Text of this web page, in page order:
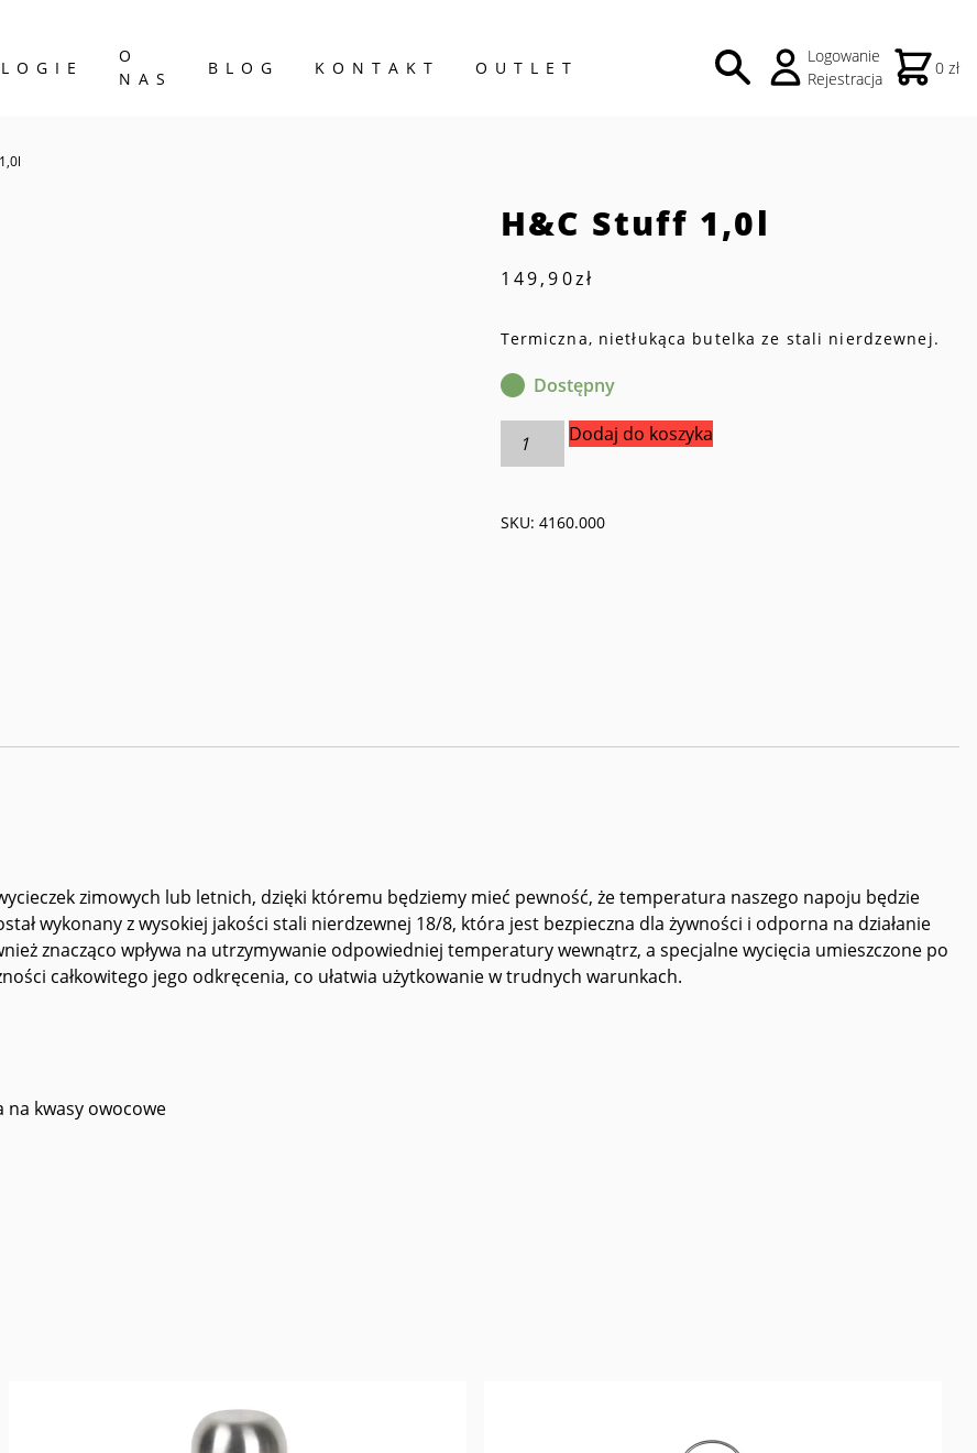
O
NAS
BLOG KONTAKT OUTLET
Logowanie
Rejestracja
0 zł
H&C Stuff 1,0l
149,90zł
Termiczna, nietłukąca butelka ze stali nierdzewnej.
Dostępny
H&C
Dodaj do koszyka
SKU: 4160.000
zimowych lub letnich, dzięki któremu będziemy mieć pewność, że temperatura naszego napoju będzie
wykonany z wysokiej jakości stali nierdzewnej 18/8, która jest bezpieczna dla żywności i odporna na działanie
znacząco wpływa na utrzymywanie odpowiedniej temperatury wewnątrz, a specjalne wycięcia umieszczone po
całkowitego jego odkręcenia, co ułatwia użytkowanie w trudnych warunkach.
na kwasy owocowe